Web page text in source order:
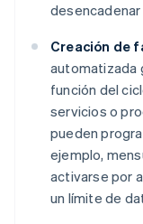
Creación de
automatizada
función del
servicios o
pueden
ejemplo,
activarse por
un límite de